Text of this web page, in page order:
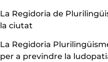
La Regidoria de
la ciutat
La Regidoria
per a previndre la